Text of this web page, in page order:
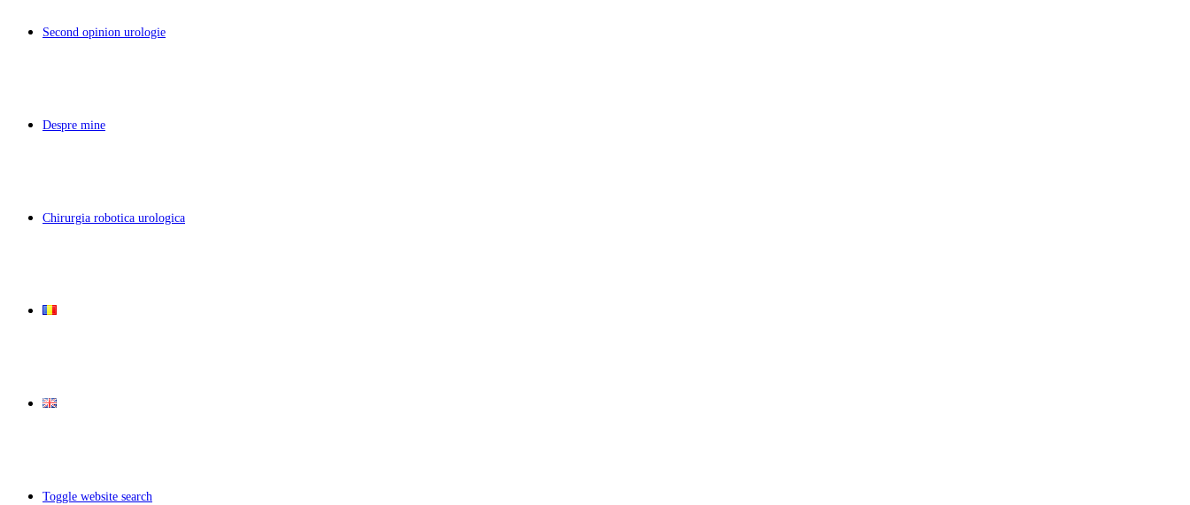
Second opinion urologie
Despre mine
Chirurgia robotica urologica
Toggle website search